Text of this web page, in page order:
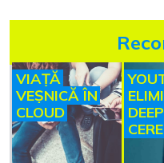
VIAȚĂ
VEȘNICĂ ÎN
CLOUD